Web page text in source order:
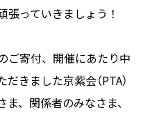
張っていきましょう！
ご寄付、開催にあたり中
きました京紫会（PTA）
、関係者のみなさま、